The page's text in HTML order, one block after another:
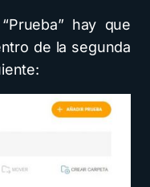
hay que
de la segunda